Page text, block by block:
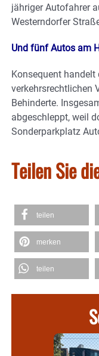
jähriger Autofahrer
Westerndorfer
Und fünf Autos am
Konsequent handelt
verkehrsrechtlichen
Behinderte.
abgeschleppt, weil
Sonderparkplatz
Teilen Sie
teilen
merken
teilen